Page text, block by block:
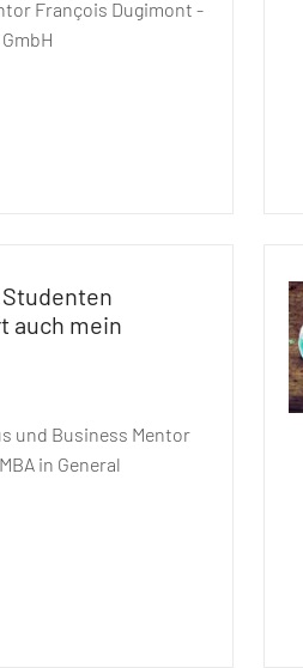
François Dugimont -
auch mein
und Business Mentor
in General